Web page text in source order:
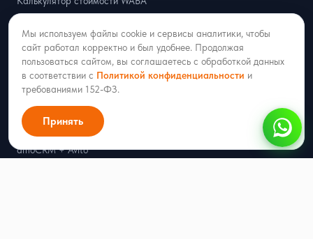
Интеграции
amoCRM + MAX
amoCRM + Telegram
amoCRM + WhatsApp
amoCRM + Официальный WhatsApp (WABA)
amoCRM + Вконтакте
amoCRM + Avito
Мы используем файлы cookie и сервисы аналитики, чтобы
сайт работал корректно и был удобнее. Продолжая
пользоваться сайтом, вы соглашаетесь с обработкой данных
в соответствии с Политикой конфиденциальности и
требованиями 152-ФЗ.
Принять